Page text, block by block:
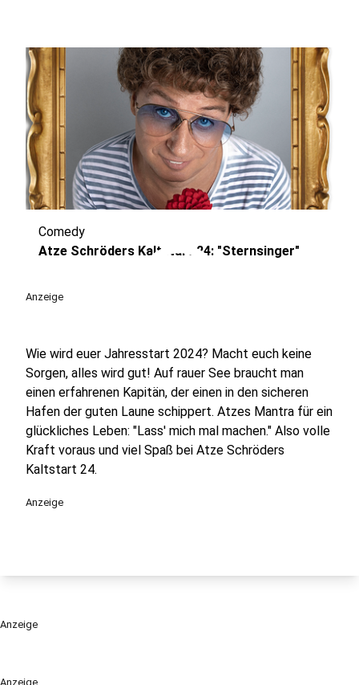
Anzeige
play_circle
Comedy
Atze Schröders Kaltstart 24: "Sternsinger"
Anzeige
Wie wird euer Jahresstart 2024? Macht euch keine
Sorgen, alles wird gut! Auf rauer See braucht man
einen erfahrenen Kapitän, der einen in den sicheren
Hafen der guten Laune schippert. Atzes Mantra für ein
glückliches Leben: "Lass' mich mal machen." Also volle
Kraft voraus und viel Spaß bei Atze Schröders
Kaltstart 24.
Anzeige
Anzeige